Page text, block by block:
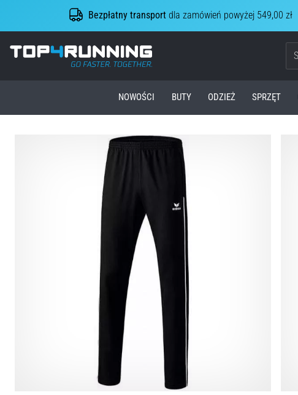
Bezpłatny transportdla zamówień powyżej 549,00 zł
Top4Running.pl
NOWOŚCI BUTY ODZIEŻ SPRZĘT